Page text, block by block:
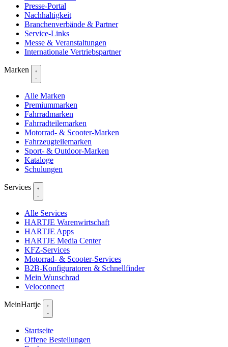
Presse-Portal
Nachhaltigkeit
Branchenverbände & Partner
Service-Links
Messe & Veranstaltungen
Internationale Vertriebspartner
Marken
Alle Marken
Premiummarken
Fahrradmarken
Fahrradteilemarken
Motorrad- & Scooter-Marken
Fahrzeugteilemarken
Sport- & Outdoor-Marken
Kataloge
Schulungen
Services
Alle Services
HARTJE Warenwirtschaft
HARTJE Apps
HARTJE Media Center
KFZ-Services
Motorrad- & Scooter-Services
B2B-Konfiguratoren & Schnellfinder
Mein Wunschrad
Veloconnect
MeinHartje
Startseite
Offene Bestellungen